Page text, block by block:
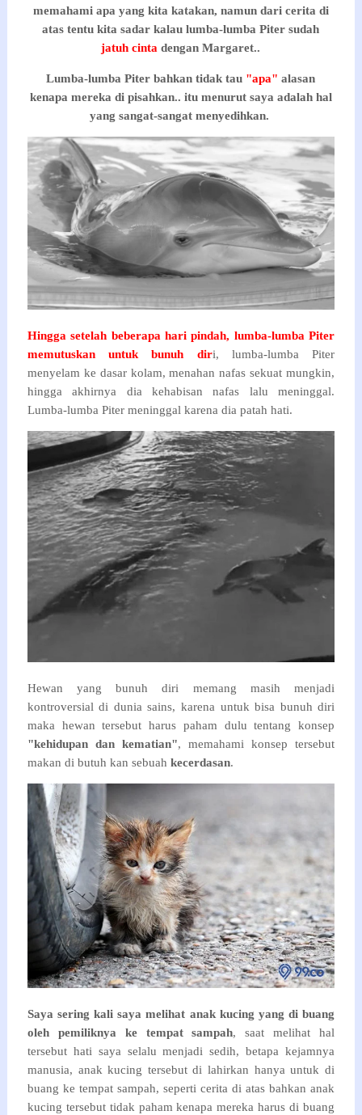
memahami apa yang kita katakan, namun dari cerita di
atas tentu kita sadar kalau lumba-lumba Piter sudah
jatuh cinta dengan Margaret..
Lumba-lumba Piter bahkan tidak tau "apa" alasan
kenapa mereka di pisahkan.. itu menurut saya adalah hal
yang sangat-sangat menyedihkan.
Hingga setelah beberapa hari pindah, lumba-lumba Piter
memutuskan untuk bunuh diri, lumba-lumba Piter
menyelam ke dasar kolam, menahan nafas sekuat mungkin,
hingga akhirnya dia kehabisan nafas lalu meninggal.
Lumba-lumba Piter meninggal karena dia patah hati.
Hewan yang bunuh diri memang masih menjadi
kontroversial di dunia sains, karena untuk bisa bunuh diri
maka hewan tersebut harus paham dulu tentang konsep
"kehidupan dan kematian", memahami konsep tersebut
makan di butuh kan sebuah kecerdasan.
Saya sering kali saya melihat anak kucing yang di buang
oleh pemiliknya ke tempat sampah, saat melihat hal
tersebut hati saya selalu menjadi sedih, betapa kejamnya
manusia, anak kucing tersebut di lahirkan hanya untuk di
buang ke tempat sampah, seperti cerita di atas bahkan anak
kucing tersebut tidak paham kenapa mereka harus di buang